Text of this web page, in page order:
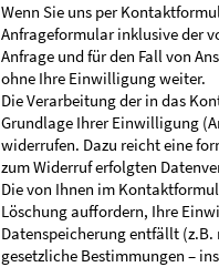
Wenn Sie uns per
Anfrageformular inklusive der
Anfrage und für den Fall von
ohne Ihre Einwilligung weiter.
Die Verarbeitung der in das
Grundlage Ihrer Einwilligung
widerrufen. Dazu reicht eine
zum Widerruf erfolgten
Die von Ihnen im
Löschung auffordern, Ihre
Datenspeicherung entfällt
gesetzliche Bestimmungen –